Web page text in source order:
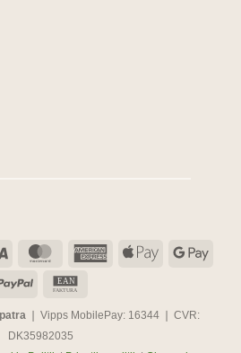
Visa MasterCardAmericanApple
PayPal
EAN
FAKTURA
❘ Vipps MobilePay: 16344 ❘ CVR:
DK35982035